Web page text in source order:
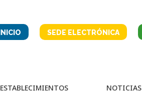
INICIO SEDE ELECTRÓNICA
ESTABLECIMIENTOS NOTICIAS